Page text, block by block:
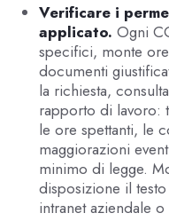
Verificare i
applicato. Ogni
specifici, monte
documenti
la richiesta,
rapporto di lavoro:
le ore spettanti, le
maggiorazioni
minimo di legge.
disposizione il
intranet aziendale